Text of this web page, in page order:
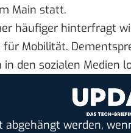
Main statt.
häufiger hinterfragt
Mobilität.
den sozialen Medien
werden,